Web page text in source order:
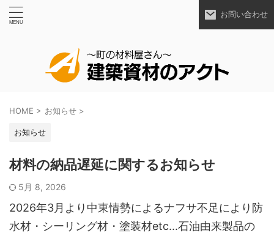
お問い合わせ
HOME > お知らせ >
お知らせ
材料の納品遅延に関するお知らせ
5月 8, 2026
2026年3月より中東情勢によるナフサ不足により防
水材・シーリング材・塗装材etc...石油由来製品の